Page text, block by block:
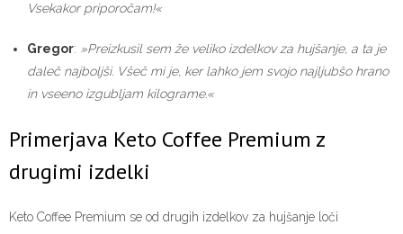
Vsekakor priporočam!«
Gregor: »Preizkusil sem že veliko izdelkov za hujšanje, a ta je
daleč najboljši. Všeč mi je, ker lahko jem svojo najljubšo hrano
in vseeno izgubljam kilograme.«
Primerjava Keto Coffee Premium z
drugimi izdelki
Keto Coffee Premium se od drugih izdelkov za hujšanje loči